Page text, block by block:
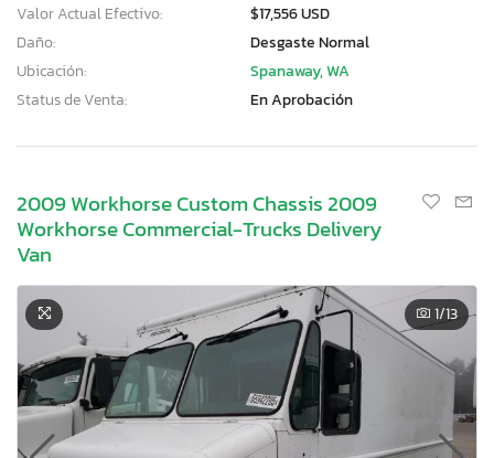
Valor Actual Efectivo:
$17,556 USD
Daño:
Desgaste Normal
Ubicación:
Spanaway, WA
Status de Venta:
En Aprobación
2009 Workhorse Custom Chassis 2009
Workhorse Commercial-Trucks Delivery
Van
1/13